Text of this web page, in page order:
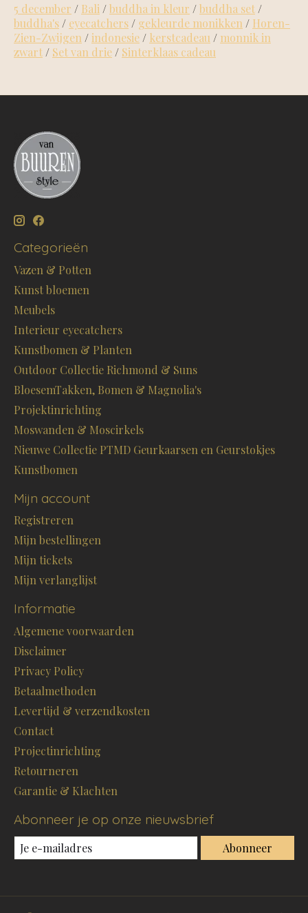
5 december / Bali /buddha in kleur /buddha set /
buddha's / eyecatchers / gekleurde monikken / Horen-
Zien-Zwijgen /indonesie / kerstcadeau / monnik in
zwart / Set van drie / Sinterklaas cadeau
Categorieën
Vazen & Potten
Kunst bloemen
Meubels
Interieur eyecatchers
Kunstbomen & Planten
Outdoor Collectie Richmond & Suns
BloesemTakken, Bomen & Magnolia's
Projektinrichting
Moswanden & Moscirkels
Nieuwe Collectie PTMD Geurkaarsen en Geurstokjes
Kunstbomen
Mijn account
Registreren
Mijn bestellingen
Mijn tickets
Mijn verlanglijst
Informatie
Algemene voorwaarden
Disclaimer
Privacy Policy
Betaalmethoden
Levertijd & verzendkosten
Contact
Projectinrichting
Retourneren
Garantie & Klachten
Abonneer je op onze nieuwsbrief
Abonneer